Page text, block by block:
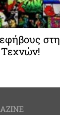
στη